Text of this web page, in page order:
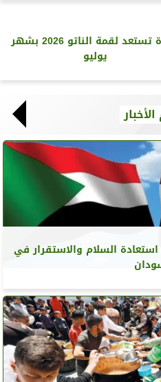
أنقرة تستعد لقمة الناتو 2026 بشهر
يوليو
السلام والاستقرار في